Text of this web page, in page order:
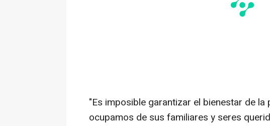
"Es imposible garantizar el bienestar de
ocupamos de sus familiares y seres